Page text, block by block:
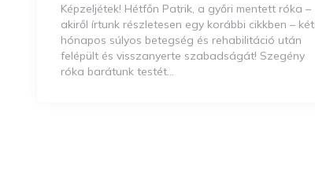
Képzeljétek! Hétfőn Patrik, a győri mentett róka –
akiről írtunk részletesen egy korábbi cikkben – két
hónapos súlyos betegség és rehabilitáció után
felépült és visszanyerte szabadságát! Szegény
róka barátunk testét…